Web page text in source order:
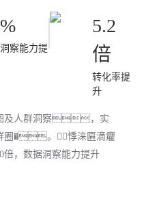
察能力提
5.2
倍
转化率提
升
图及人群洞察，实
圈�。悸涞匾滴癯
，数据洞察能力提升